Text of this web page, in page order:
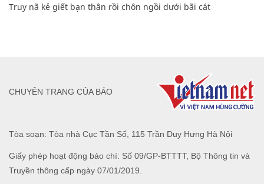
Truy nã kẻ giết bạn thân rồi chôn ngồi dưới bãi cát
Tòa soạn: Tòa nhà Cục Tần Số, 115 Trần Duy Hưng Hà Nội
Giấy phép hoạt động báo chí: Số 09/GP-BTTTT, Bộ Thông tin và
Truyền thông cấp ngày 07/01/2019.
CHUYÊN TRANG CỦA BÁO